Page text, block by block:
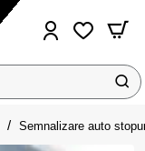
Semnalizare auto